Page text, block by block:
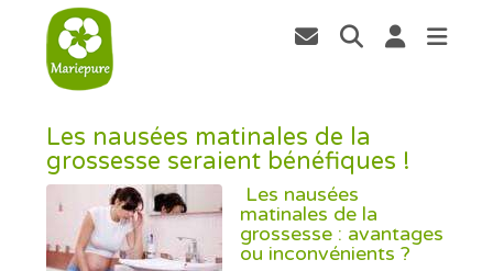
Les nausées matinales de la
grossesse seraient bénéfiques !
Les nausées
matinales de la
grossesse : avantages
ou inconvénients ?